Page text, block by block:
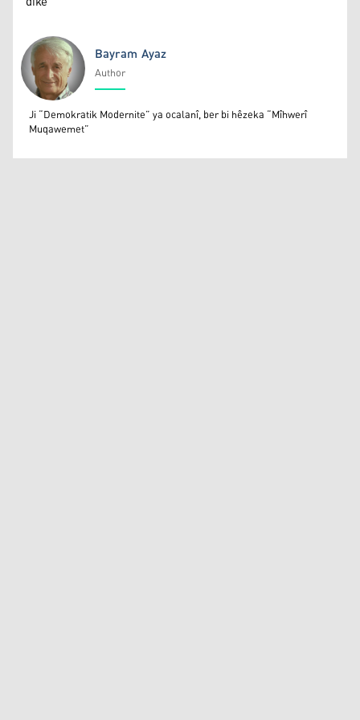
Bayram Ayaz
Bayram Ayaz
Author
Ji “Demokratik Modernite” ya ocalanî, ber bi hêzeka “Mîhwerî
Muqawemet”